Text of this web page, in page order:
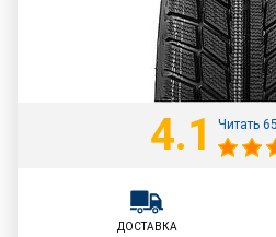
4.1 Читать
ДОСТАВКА